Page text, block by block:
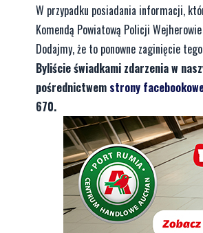
W przypadku posiadania informacji,
Komendą Powiatową Policji
Dodajmy, że to ponowne zaginięcie
Byliście świadkami zdarzenia w
pośrednictwem strony
670.